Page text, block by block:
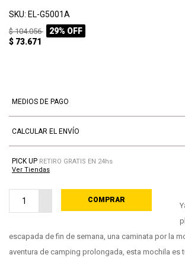
SKU: EL-G5001A
$ 104.056
29% OFF
$ 73.671
MEDIOS DE PAGO
CALCULAR EL ENVÍO
PICK UP RETIRO GRATIS EN 24hs
Ver Tiendas
COMPRAR
PROCESANDO
escapada de fin de semana, una caminata por la
aventura de camping prolongada, esta mochila es